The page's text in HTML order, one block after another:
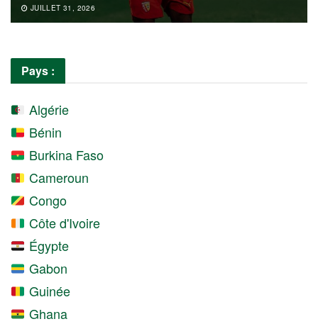
JUILLET 31, 2026
Pays :
Algérie
Bénin
Burkina Faso
Cameroun
Congo
Côte d'Ivoire
Égypte
Gabon
Guinée
Ghana